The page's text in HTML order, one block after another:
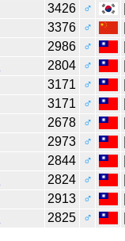
3426 ♂
3376 ♂
2986 ♂
2804 ♂
3171 ♂
3171 ♂
2678 ♂
2973 ♂
2844 ♂
2824 ♂
2913 ♂
2825 ♂